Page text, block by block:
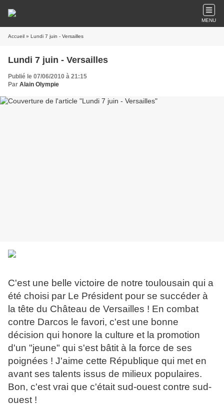
MENU
Accueil » Lundi 7 juin - Versailles
Lundi 7 juin - Versailles
Publié le 07/06/2010 à 21:15
Par Alain Olympie
C'est une belle victoire de notre toulousain qui a
été choisi par Le Président pour se succéder à
la tête du Château de Versailles ! En combat
contre Darcos le favori, c'est une bonne
décision qui honore la culture et la promotion
d'un "jeune" qui s'est bâtit à la force de ses
poignées ! J'aime cette République qui met en
avant ses talents issus de milieux populaires.
Bon, c'est vrai que c'était sud-ouest contre sud-
ouest !